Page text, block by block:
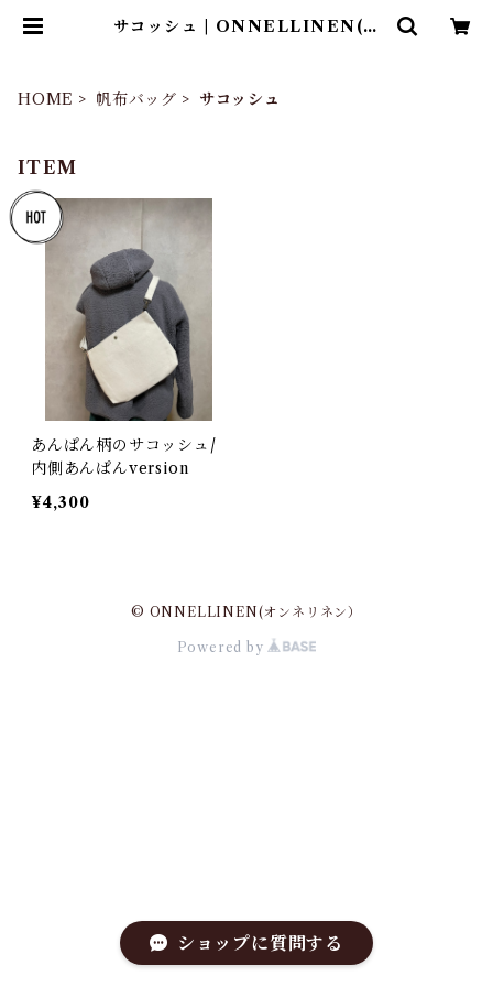
サコッシュ | ONNELLINEN(オ
HOME 帆布バッグ サコッシュ
ITEM
あんぱん柄のサコッシュ/
内側あんぱんversion
¥4,300
© ONNELLINEN(オンネリネン）
Powered by
ショップに質問する